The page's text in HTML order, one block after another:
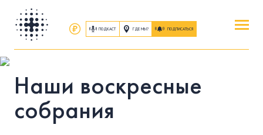
ПОДКАСТ ГДЕ МЫ? ПОДПИСАТЬСЯ
ПОСЕТИТЬ
Наши воскресные
собрания